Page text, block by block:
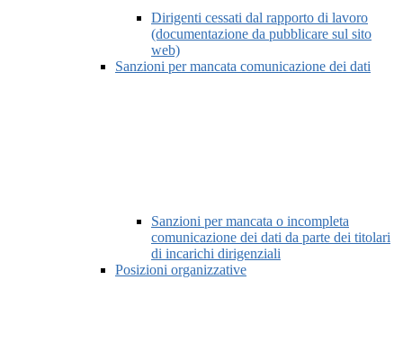
Dirigenti cessati dal rapporto di lavoro
(documentazione da pubblicare sul sito
web)
Sanzioni per mancata comunicazione dei dati
Sanzioni per mancata o incompleta
comunicazione dei dati da parte dei titolari
di incarichi dirigenziali
Posizioni organizzative